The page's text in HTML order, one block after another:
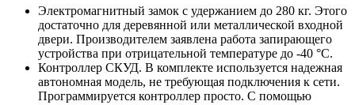
Электромагнитный замок с удержанием до 280 кг. Этого
достаточно для деревянной или металлической входной
двери. Производителем заявлена работа запирающего
устройства при отрицательной температуре до -40 °C.
Контроллер СКУД. В комплекте используется надежная
автономная модель, не требующая подключения к сети.
Программируется контроллер просто. С помощью